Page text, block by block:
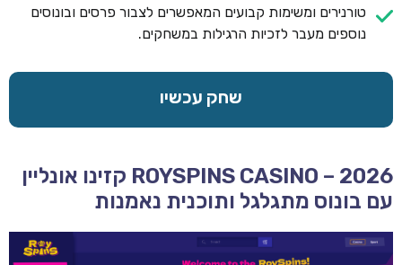
טורנירים ומשימות קבועים המאפשרים לצבור פרסים ובונוסים
נוספים מעבר לזכיות הרגילות במשחקים.
שחק עכשיו
ROYSPINS CASINO – 2026 קזינו אונליין
עם בונוס מתגלגל ותוכנית נאמנות